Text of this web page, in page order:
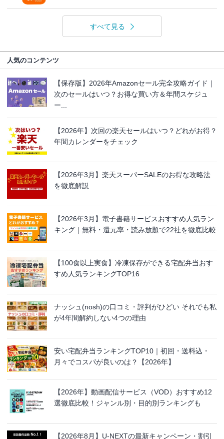
すべて見る
人気のコンテンツ
【保存版】2026年Amazonセール完全攻略ガイド｜
次のセールはいつ？お得な買い方＆年間スケジュ
ー...
【2026年】次回の楽天セールはいつ？どれがお得？
年間カレンダーをチェック
【2026年3月】楽天スーパーSALEのお得な攻略法
を徹底解説
【2026年3月】電子書籍サービスおすすめ人気ラン
キング｜無料・還元率・読み放題で22社を徹底比較
【100食以上実食】冷凍保存ができる宅配弁当おす
すめ人気ランキングTOP16
ナッシュ(nosh)の口コミ・評判がひどい それでも私
が4年間解約しない4つの理由
安い宅配弁当ランキングTOP10｜初回・送料込・
月々でコスパが良いのは？【2026年】
【2026年】動画配信サービス（VOD）おすすめ12
選徹底比較！ジャンル別・目的別ランキングも
【2026年8月】U-NEXTの最新キャンペーン・割引